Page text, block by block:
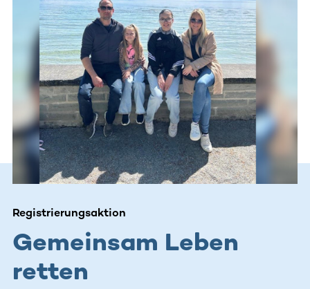
Registrierungsaktion
Gemeinsam Leben
retten